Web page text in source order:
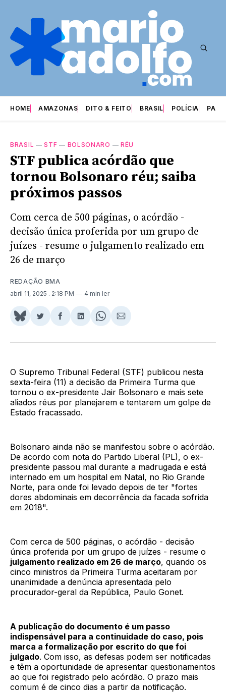
HOME AMAZONAS DITO & FEITO BRASIL POLÍCIA
BRASIL —STF — BOLSONARO — RÉU
STF publica acórdão que
tornou Bolsonaro réu; saiba
próximos passos
Com cerca de 500 páginas, o acórdão -
decisão única proferida por um grupo de
juízes - resume o julgamento realizado em
26 de março
REDAÇÃO BMA
abril 11, 2025 . 2:18 PM 4 min ler
Share
BlueSky
Compartilhar
Twitter
Compartilhar
Facebook
Compartilhar
LinkedIn
Share
WhatsApp
Compartilhar
Email
O Supremo Tribunal Federal (STF) publicou nesta
sexta-feira (11) a decisão da Primeira Turma que
tornou o ex-presidente Jair Bolsonaro e mais sete
aliados réus por planejarem e tentarem um golpe de
Estado fracassado.
Bolsonaro ainda não se manifestou sobre o acórdão.
De acordo com nota do Partido Liberal (PL), o ex-
presidente passou mal durante a madrugada e está
internado em um hospital em Natal, no Rio Grande
Norte, para onde foi levado depois de ter "fortes
dores abdominais em decorrência da facada sofrida
em 2018".
Com cerca de 500 páginas, o acórdão - decisão
única proferida por um grupo de juízes - resume o
julgamento realizado em 26 de março, quando os
cinco ministros da Primeira Turma aceitaram por
unanimidade a denúncia apresentada pelo
procurador-geral da República, Paulo Gonet.
A publicação do documento é um passo
indispensável para a continuidade do caso, pois
marca a formalização por escrito do que foi
julgado. Com isso, as defesas podem ser notificadas
e têm a oportunidade de apresentar questionamentos
ao que foi registrado pelo acórdão. O prazo mais
comum é de cinco dias a partir da notificação.